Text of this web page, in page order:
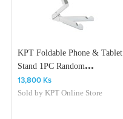
KPT Foldable Phone & Tablet
Stand 1PC Random
KPTHL00223
13,800 Ks
Sold byKPT Online Store